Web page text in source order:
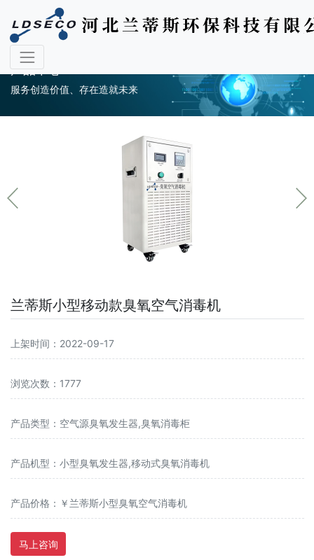
产品中心
服务创造价值、存在造就未来
兰蒂斯小型移动款臭氧空气消毒机
上架时间：2022-09-17
浏览次数：1777
产品类型：空气源臭氧发生器,臭氧消毒柜
产品机型：小型臭氧发生器,移动式臭氧消毒机
产品价格：￥ 兰蒂斯小型臭氧空气消毒机
马上咨询